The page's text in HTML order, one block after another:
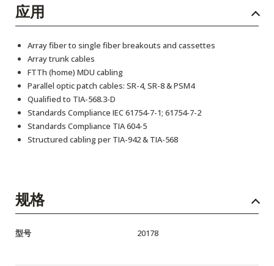
应用
Array fiber to single fiber breakouts and cassettes
Array trunk cables
FTTh (home) MDU cabling
Parallel optic patch cables: SR-4, SR-8 & PSM4
Qualified to TIA-568.3-D
Standards Compliance IEC 61754-7-1; 61754-7-2
Standards Compliance TIA 604-5
Structured cabling per TIA-942 & TIA-568
规格
型号 20178